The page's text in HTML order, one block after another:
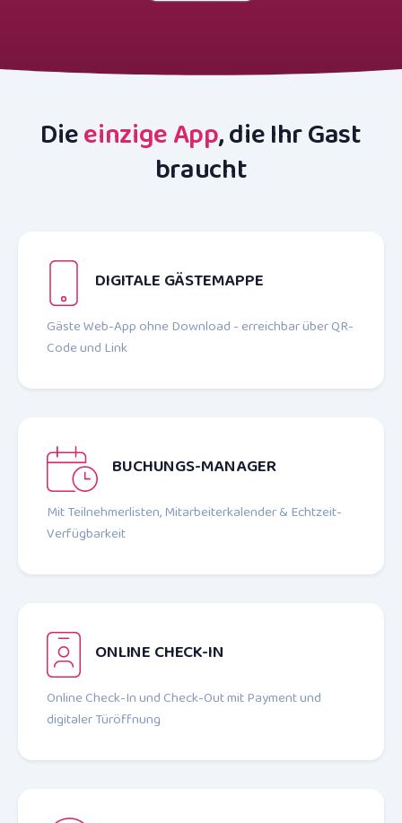
Dieeinzige App, die Ihr Gast
braucht
DIGITALE GÄSTEMAPPE
Gäste Web-App ohne Download - erreichbar über QR-
Code und Link
BUCHUNGS-MANAGER
Mit Teilnehmer­listen, Mitarbeiter­kalender & Echtzeit-
Verfügbarkeit
ONLINE CHECK-IN
Online Check-In und Check-Out mit Payment und
digitaler Türöffnung